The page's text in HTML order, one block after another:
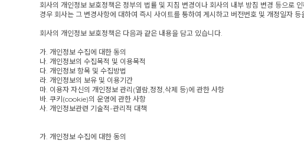
회사의 개인정보 보호정책은 정부의 법률 및 지침 변경이나 회사의 내부 방침 변경 등으로
경우 회사는 그 변경사항에 대하여 즉시 사이트를 통하여 게시하고 버전번호 및 개정일자
회사의 개인정보 보호정책은 다음과 같은 내용을 담고 있습니다.
가. 개인정보 수집에 대한 동의
나. 개인정보의 수집목적 및 이용목적
다. 개인정보 항목 및 수집방법
라. 개인정보의 보유 및 이용기간
마. 이용자 자신의 개인정보 관리(열람,정정,삭제 등)에 관한 사항
바. 쿠키(cookie)의 운영에 관한 사항
사. 개인정보관련 기술적-관리적 대책
가. 개인정보 수집에 대한 동의